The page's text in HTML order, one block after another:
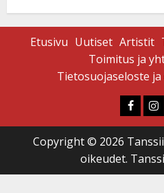
Etusivu Uutiset Artistit
Toimitus ja
Tietosuojaseloste
Copyright © 2026
oikeudet.